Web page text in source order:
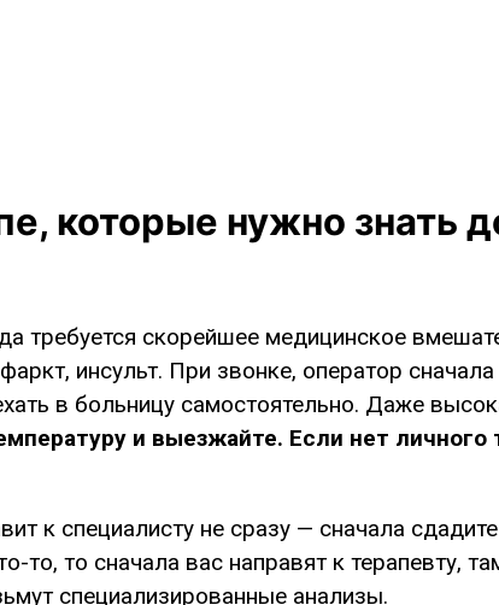
которые нужно знать
требуется скорейшее медицинское
инсульт. При звонке, оператор сначала
в больницу самостоятельно. Даже
и выезжайте. Если нет личного
к специалисту не сразу — сначала
то, то сначала вас направят к терапевту,
специализированные анализы.